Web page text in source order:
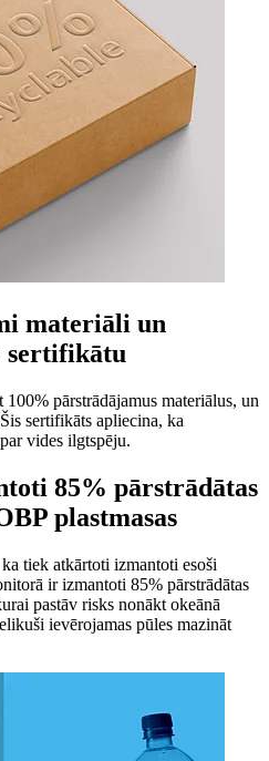
materiāli un
sertifikātu
pārstrādājamus materiālus, un
sertifikāts apliecina, ka
vides ilgtspēju.
85% pārstrādātas
plastmasas
tiek atkārtoti izmantoti esoši
ir izmantoti 85% pārstrādātas
pastāv risks nonākt okeānā
ievērojamas pūles mazināt